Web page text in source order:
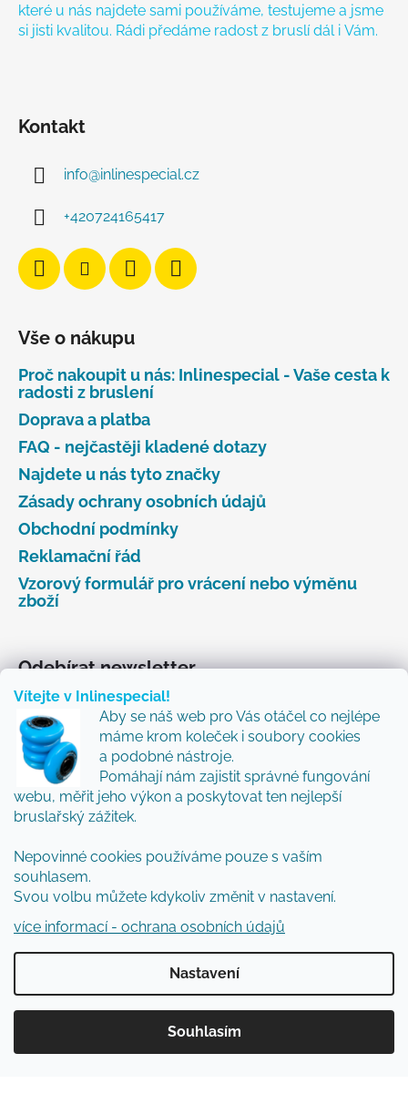
Vítejte v Inlinespecial!
Aby se náš web pro Vás otáčel co nejlépe
máme krom koleček i soubory cookies
a podobné nástroje.
Pomáhají nám zajistit správné fungování
webu, měřit jeho výkon a poskytovat ten nejlepší
bruslařský zážitek.
Nepovinné cookies používáme pouze s vaším
souhlasem.
Svou volbu můžete kdykoliv změnit v nastavení.
více informací - ochrana osobních údajů
Nastavení
Souhlasím
které u nás najdete sami používáme, testujeme a jsme
si jisti kvalitou. Rádi předáme radost z bruslí dál i Vám.
Kontakt
info@inlinespecial.cz
+420724165417
Vše o nákupu
Proč nakoupit u nás: Inlinespecial - Vaše cesta k
radosti z bruslení
Doprava a platba
FAQ - nejčastěji kladené dotazy
Najdete u nás tyto značky
Zásady ochrany osobních údajů
Obchodní podmínky
Reklamační řád
Vzorový formulář pro vrácení nebo výměnu
zboží
Odebírat newsletter
Vložte svůj e-mail a my vám budeme zasílat informace
o nových produktech na našem e-shopu.
Přidejte se k nám a my Vám budeme zasílat ty nejlepší
novinky a tipy.
E-mail
Vložením e-mailu souhlasíte spodmínkami
ochrany osobních údajů
PŘIHLÁSIT SE
Inlinespecial
vyhrazena.Upravit nastavení cookies